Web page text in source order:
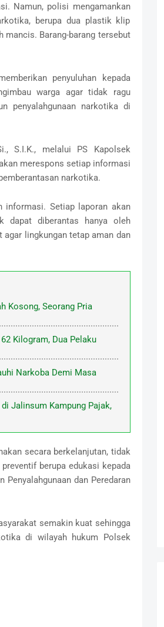
Namun, polisi mengamankan
berupa dua plastik klip
mancis. Barang-barang tersebut
penyuluhan kepada
warga agar tidak ragu
penyalahgunaan narkotika di
S.I.K., melalui PS Kapolsek
merespons setiap informasi
narkotika.
informasi. Setiap laporan akan
dapat diberantas hanya oleh
lingkungan tetap aman dan
Kosong, Seorang Pria
Kilogram, Dua Pelaku
Narkoba Demi Masa
Jalinsum Kampung Pajak,
secara berkelanjutan, tidak
berupa edukasi kepada
Penyalahgunaan dan Peredaran
semakin kuat sehingga
di wilayah hukum Polsek